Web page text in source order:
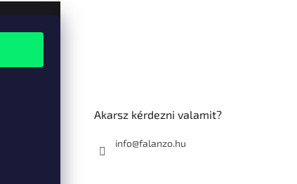
Akarsz kérdezni valamit?
info@falanzo.hu